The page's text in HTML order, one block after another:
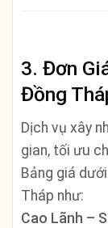
3. Đơn
Đồng
Dịch vụ xây
gian, tối ưu
Bảng giá
Tháp như:
Cao Lãnh –